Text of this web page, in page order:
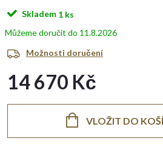
Skladem 1 ks
11.8.2026
Možnosti doručení
14 670 Kč
VLOŽIT DO